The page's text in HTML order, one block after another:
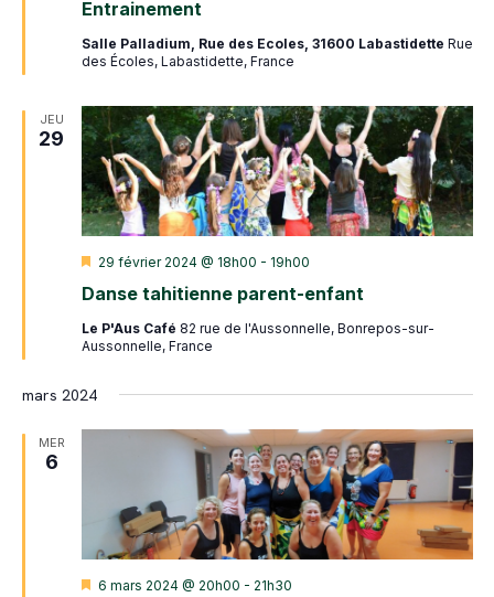
Entrainement
avant
Salle Palladium, Rue des Ecoles, 31600 Labastidette Rue
des Écoles, Labastidette, France
JEU
29
Danse tahitienne parent-enfant
Mis
avant
29 février 2024 @ 18h00 - 19h00
Le P'Aus Café 82 rue de l'Aussonnelle, Bonrepos-sur-
Aussonnelle, France
mars 2024
MER
6
Mis
6 mars 2024 @ 20h00 - 21h30